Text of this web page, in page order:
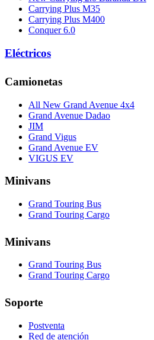
Carrying Plus M35
Carrying Plus M400
Conquer 6.0
Eléctricos
Camionetas
All New Grand Avenue 4x4
Grand Avenue Dadao
JIM
Grand Vigus
Grand Avenue EV
VIGUS EV
Minivans
Grand Touring Bus
Grand Touring Cargo
Minivans
Grand Touring Bus
Grand Touring Cargo
Soporte
Postventa
Red de atención